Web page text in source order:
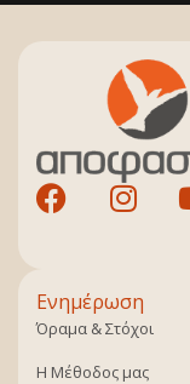
Ενημέρωση
Όραμα & Στόχοι
Η Μέθοδος μας